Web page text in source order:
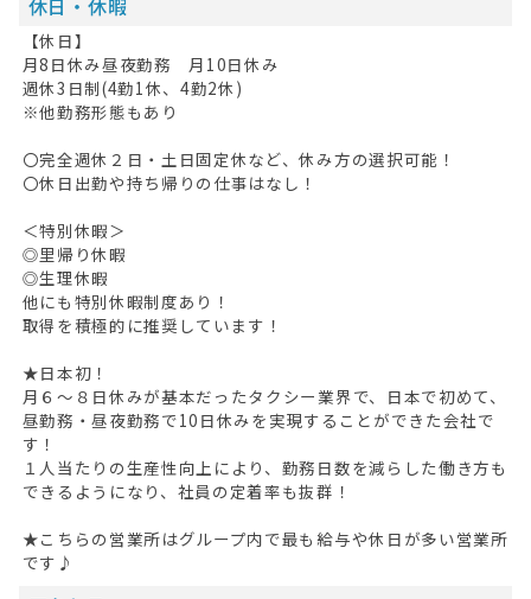
キープした求人
最近見た求人
掲載希望の方へ
【休日】
月8日休み昼夜勤務 月10日休み
週休3日制(4勤1休、4勤2休)
※他勤務形態もあり
〇完全週休２日・土日固定休など、休み方の選択可能！
〇休日出勤や持ち帰りの仕事はなし！
＜特別休暇＞
◎里帰り休暇
◎生理休暇
他にも特別休暇制度あり！
取得を積極的に推奨しています！
★日本初！
月６～８日休みが基本だったタクシー業界で、日本で初めて、
昼勤務・昼夜勤務で10日休みを実現することができた会社で
す！
１人当たりの生産性向上により、勤務日数を減らした働き方も
できるようになり、社員の定着率も抜群！
★こちらの営業所はグループ内で最も給与や休日が多い営業所
です♪